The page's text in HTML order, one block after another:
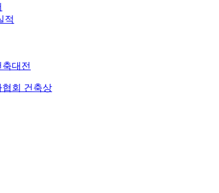
적
대전
회 건축상